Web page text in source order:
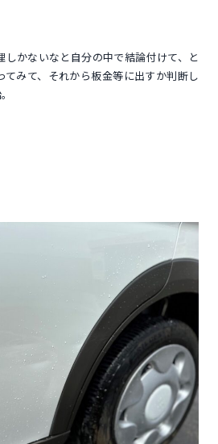
しかないなと自分の中で結論付けて、と
てみて、それから板金等に出すか判断し